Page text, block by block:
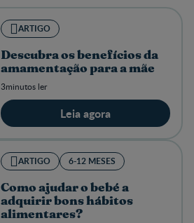
ARTIGO
Descubra os benefícios da
amamentação para a mãe
3minutos ler
Leia agora
ARTIGO 6-12 MESES
Como ajudar o bebé a
adquirir bons hábitos
alimentares?